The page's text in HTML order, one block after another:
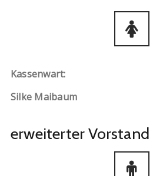
Kassenwart:
Silke Maibaum
erweiterter Vorstand